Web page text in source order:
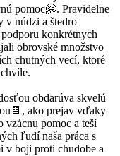
pomoc🤗. Pravidelne
v núdzi a štedro
konkrétnych
obrovské množstvo
chutných vecí, ktoré
obdarúva skvelú
ako prejav vďaky
vzácnu pomoc a teší
ľudí naša práca s
v boji proti chudobe a